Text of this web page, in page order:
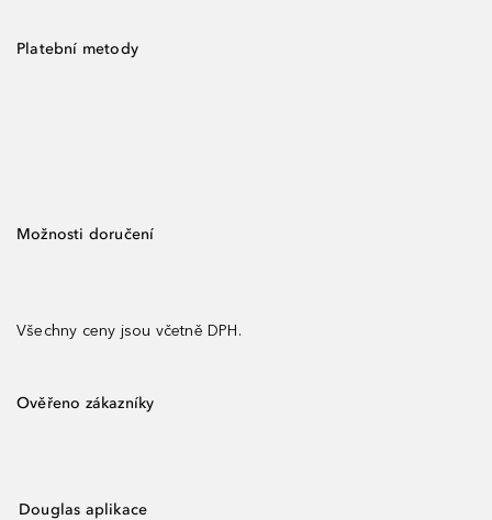
Platební metody
Možnosti doručení
Všechny ceny jsou včetně DPH.
Ověřeno zákazníky
Douglas aplikace